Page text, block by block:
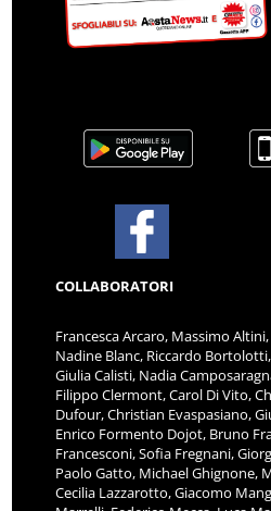
COLLABORATORI
Francesca Arcaro, Massimo
Nadine Blanc, Riccardo
Giulia Calisti, Nadia
Filippo Clermont, Carol Di Vito,
Dufour, Christian Evaspasiano,
Enrico Formento Dojot, Bruno
Francesconi, Sofia Fregnani,
Paolo Gatto, Michael Ghignone,
Cecilia Lazzarotto, Giacomo